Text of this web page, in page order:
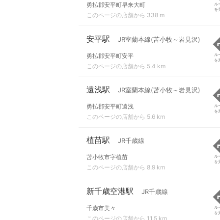
勇払郡安平町早来大町
このページの店舗から 338 m
ル
を
安平駅 JR室蘭本線(苫小牧～岩見沢)
勇払郡安平町安平
このページの店舗から 5.4 km
ル
を
遠浅駅 JR室蘭本線(苫小牧～岩見沢)
勇払郡安平町遠浅
このページの店舗から 5.6 km
ル
を
植苗駅 JR千歳線
苫小牧市字植苗
このページの店舗から 8.9 km
ル
を
新千歳空港駅 JR千歳線
千歳市美々
このページの店舗から 11.5 km
ル
を